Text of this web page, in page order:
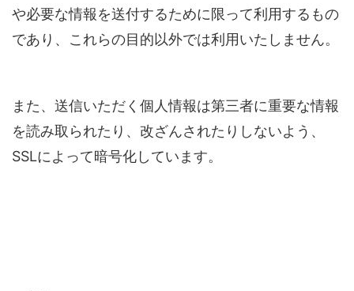
や必要な情報を送付するために限って利用するもの
であり、これらの目的以外では利用いたしません。
また、送信いただく個人情報は第三者に重要な情報
を読み取られたり、改ざんされたりしないよう、
SSLによって暗号化しています。